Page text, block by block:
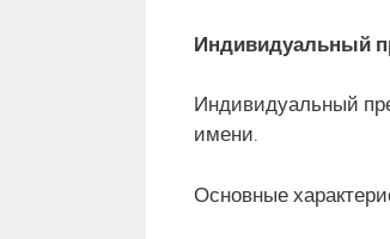
Индивидуальный
Индивидуальный
имени.
Основные